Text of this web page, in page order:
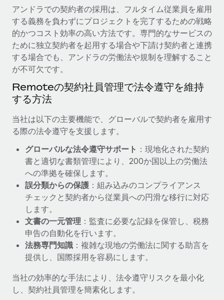
専門家に相談
グローバル人事・コンプライアンスの専門サポート
バックグラウンドチェック
候補者の選考プロセスをシンプルに
Compliance Watchtower
コンプライアンスリスクを先回りして対応
デバイス管理
ITデバイスを世界規模で提供・管理
法人設立
法令順守した法人をスピーディに設立
移住・転勤
従業員の異動をスムーズに
福利厚生
従業員の福利厚生を簡単に管理
Remote Build 近日リリース予定
統合とAI自動化に関するコンサルティング
活用事例
と戦略的提携
Reverse Techの概要 健康とウェルネスのスタートアップである
Reverse...
詳細を見る
AIのパイオニアであるWeaviateは、Remoteを使
い、どのようにしてワークフォースを120%に増やした
のか
Weaviateの概要...
詳細を見る
給与・人材情報
情報センター
サポートを依頼する
すべてのリソースを表示する
ブログ
グローバル給与処理
契約社員管理
税務
ブログを読む
ブログ
Remoteの製品アップデート：GustoとXeroの統合お
プラス）
Remoteの使命は、世界のどこにいても、あらゆる規模の企業が
アンドラでの契約者の採用は、フルタイム従業員を雇用
する義務を負わずにプロジェクトを完了するための戦略
的かつコスト効率の高い方法です。専門的なサービスの
ために独立契約者を起用する場合や下請け契約者と連携
する場合でも、アンドラの労働法や規制を理解すること
が不可欠です。
Remoteの契約社員管理で法令遵守を維持
する方法
当社は以下の主要機能で、グローバルで契約者を雇用す
る際の法令遵守を支援します。
グローバルな法令遵守サポート ：現地化された契約
書と適切な書類管理により、200か国以上の労働法
への準拠を確保します。
誤分類からの保護 ：組み込みのコンプライアンス
チェックと契約者から従業員への円滑な移行に対応
します。
文書の一元管理 ：監査に必要な記録を保管し、税務
申告の自動化を行います。
法務専門知識 ：複雑な現地の労働法に関する助言を
提供し、国際採用を容易にします。
当社の効率的な手法により、法令遵守リスクを最小化
し、契約社員管理を簡素化します。